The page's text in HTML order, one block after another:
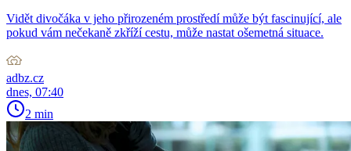
Vidět divočáka v jeho přirozeném prostředí může být fascinující, ale
pokud vám nečekaně zkříží cestu, může nastat ošemetná situace.
adbz.cz
dnes, 07:40
2 min